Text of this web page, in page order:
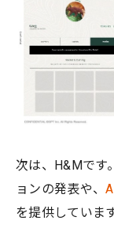
次は、H&Mです
ョンの発表や、
を提供していま